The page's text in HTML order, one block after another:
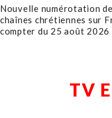
Nouvelle numérotation
chaînes chrétiennes sur
compter du 25 août 2026
TV